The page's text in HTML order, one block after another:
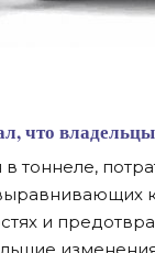
что
в тоннеле,
и